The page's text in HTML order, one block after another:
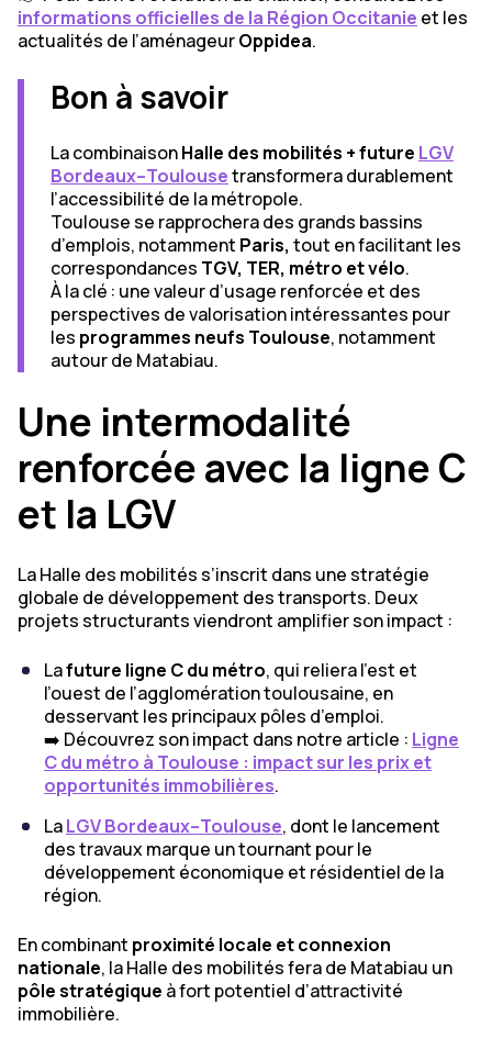
informations officielles de la Région Occitanie et les
actualités de l’aménageurOppidea.
Bon à savoir
La combinaisonHalle des mobilités + future LGV
Bordeaux–Toulousetransformera durablement
l’accessibilité de la métropole.
Toulouse se rapprochera des grands bassins
d’emplois, notamment Paris, tout en facilitant les
correspondances TGV, TER, métro et vélo.
À la clé : une valeur d’usage renforcée et des
perspectives de valorisation intéressantes pour
les programmes neufs Toulouse, notamment
autour de Matabiau.
Une intermodalité
renforcée avec la ligne C
et la LGV
La Halle des mobilités s’inscrit dans une stratégie
globale de développement des transports. Deux
projets structurants viendront amplifier son impact :
Lafuture ligne C du métro, qui reliera l’est et
l’ouest de l’agglomération toulousaine, en
desservant les principaux pôles d’emploi.
➡️ Découvrez son impact dans notre article : Ligne
C du métro à Toulouse : impact sur les prix et
opportunités immobilières.
LaLGV Bordeaux–Toulouse, dont le lancement
des travaux marque un tournant pour le
développement économique et résidentiel de la
région.
En combinant proximité locale et connexion
nationale, la Halle des mobilités fera de Matabiau un
pôle stratégique à fort potentiel d’attractivité
immobilière.